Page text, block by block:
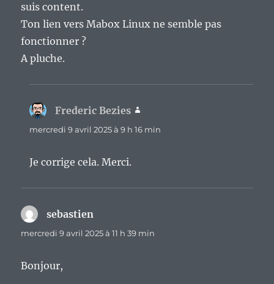
suis content.
Ton lien vers Mabox Linux ne semble pas
fonctionner ?
A pluche.
Frederic Bezies
mercredi 9 avril 2025 à 9 h 16 min
Je corrige cela. Merci.
sebastien
mercredi 9 avril 2025 à 11 h 39 min
Bonjour,